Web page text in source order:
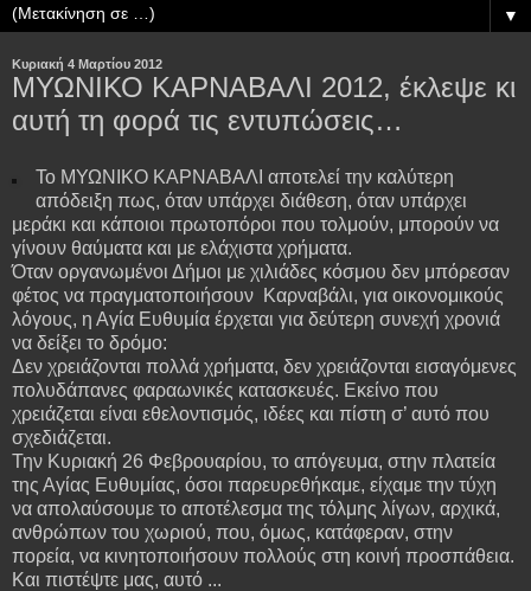
▼
Κυριακή 4 Μαρτίου 2012
ΜΥΩΝΙΚΟ ΚΑΡΝΑΒΑΛΙ 2012, έκλεψε κι
αυτή τη φορά τις εντυπώσεις…
Το ΜΥΩΝΙΚΟ ΚΑΡΝΑΒΑΛΙ αποτελεί την καλύτερη
απόδειξη πως, όταν υπάρχει διάθεση, όταν υπάρχει
μεράκι και κάποιοι πρωτοπόροι που τολμούν, μπορούν να
γίνουν θαύματα και με ελάχιστα χρήματα.
Όταν οργανωμένοι Δήμοι με χιλιάδες κόσμου δεν μπόρεσαν
φέτος να πραγματοποιήσουν Καρναβάλι, για οικονομικούς
λόγους, η Αγία Ευθυμία έρχεται για δεύτερη συνεχή χρονιά
να δείξει το δρόμο:
Δεν χρειάζονται πολλά χρήματα, δεν χρειάζονται εισαγόμενες
πολυδάπανες φαραωνικές κατασκευές. Εκείνο που
χρειάζεται είναι εθελοντισμός, ιδέες και πίστη σ’ αυτό που
σχεδιάζεται.
Την Κυριακή 26 Φεβρουαρίου, το απόγευμα, στην πλατεία
της Αγίας Ευθυμίας, όσοι παρευρεθήκαμε, είχαμε την τύχη
να απολαύσουμε το αποτέλεσμα της τόλμης λίγων, αρχικά,
ανθρώπων του χωριού, που, όμως, κατάφεραν, στην
πορεία, να κινητοποιήσουν πολλούς στη κοινή προσπάθεια.
Και πιστέψτε μας, αυτό ...